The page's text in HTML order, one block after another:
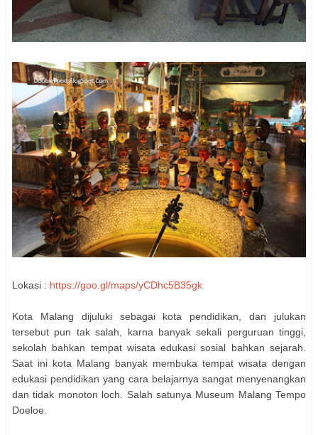
Lokasi : https://goo.gl/maps/yCDhc5B35gk
Kota Malang dijuluki sebagai kota pendidikan, dan julukan
tersebut pun tak salah, karna banyak sekali perguruan tinggi,
sekolah bahkan tempat wisata edukasi sosial bahkan sejarah.
Saat ini kota Malang banyak membuka tempat wisata dengan
edukasi pendidikan yang cara belajarnya sangat menyenangkan
dan tidak monoton loch. Salah satunya Museum Malang Tempo
Doeloe.